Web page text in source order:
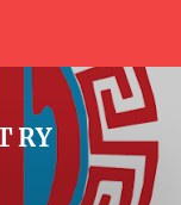
RY